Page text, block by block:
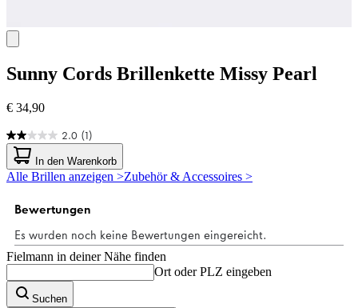
Sunny Cords Brillenkette Missy Pearl
€ 34,90
2.0 (1)
2.0
von
5
Sternen.
Bewertung
In den Warenkorb
Alle Brillen anzeigen >Zubehör & Accessoires >
Fielmann in deiner Nähe finden
Ort oder PLZ eingeben
Suchen